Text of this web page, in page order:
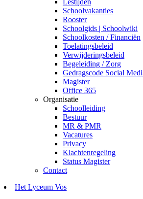
Lestijden
Schoolvakanties
Rooster
Schoolgids | Schoolwiki
Schoolkosten / Financiën
Toelatingsbeleid
Verwijderingsbeleid
Begeleiding / Zorg
Gedragscode Social
Magister
Office 365
Organisatie
Schoolleiding
Bestuur
MR & PMR
Vacatures
Privacy
Klachtenregeling
Status Magister
Contact
Het Lyceum Vos